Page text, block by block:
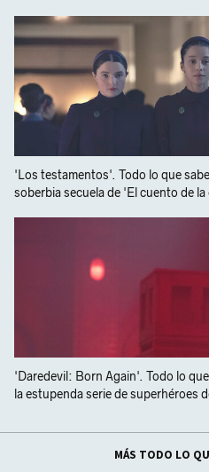
'Los testamentos'. Todo lo que
soberbia secuela de 'El cuento de
'Daredevil: Born Again'. Todo lo
la estupenda serie de superhéroes
MÁS TODO LO